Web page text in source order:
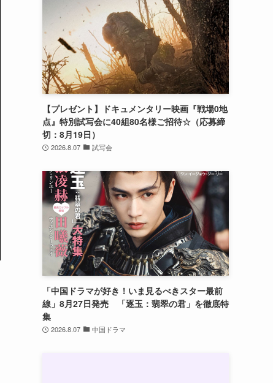
【プレゼント】ドキュメンタリー映画『戦場0地
点』特別試写会に40組80名様ご招待☆（応募締
切：8月19日）
2026.8.07 試写会
「中国ドラマが好き！いま見るべきスター最前
線」8月27日発売 「逐玉：翡翠の君」を徹底特
集
2026.8.07 中国ドラマ